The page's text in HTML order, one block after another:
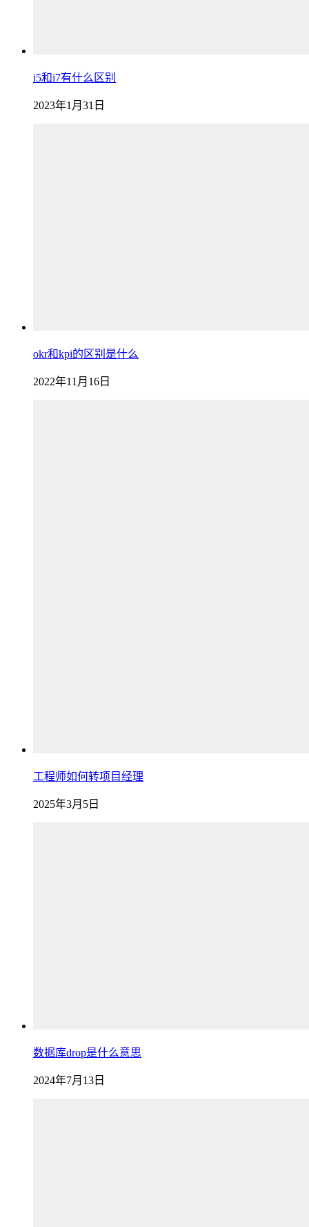
i5和i7有什么区别
2023年1月31日
okr和kpi的区别是什么
2022年11月16日
工程师如何转项目经理
2025年3月5日
数据库drop是什么意思
2024年7月13日